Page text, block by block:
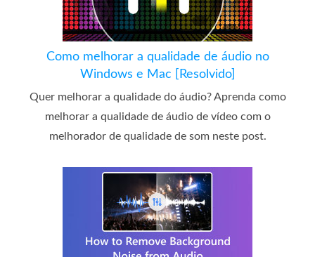
Como melhorar a qualidade de áudio no
Windows e Mac [Resolvido]
Quer melhorar a qualidade do áudio? Aprenda como
melhorar a qualidade de áudio de vídeo com o
melhorador de qualidade de som neste post.